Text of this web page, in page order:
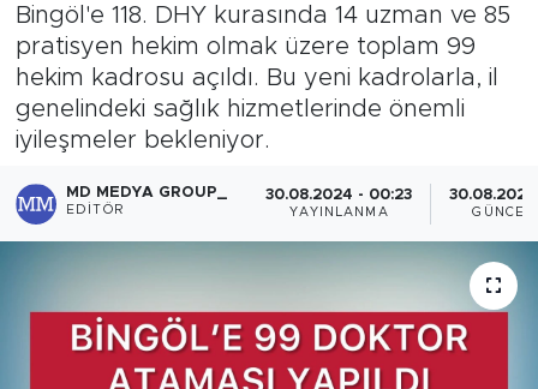
Bingöl'e 118. DHY kurasında 14 uzman ve 85
pratisyen hekim olmak üzere toplam 99
hekim kadrosu açıldı. Bu yeni kadrolarla, il
genelindeki sağlık hizmetlerinde önemli
iyileşmeler bekleniyor.
MD MEDYA GROUP_
EDITÖR
30.08.2024 - 00:23
YAYINLANMA
Yayladere-Yedisu
MD Prestij Dergisi
Spor
Sağlık
Son Dakika Haberleri
Haber Arşivi